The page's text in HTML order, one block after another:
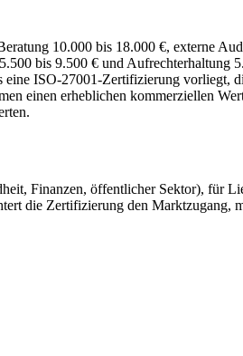
10.000 bis 18.000 €, externe
bis 9.500 € und Aufrechterhaltung
ISO-27001-Zertifizierung vorliegt,
einen erheblichen kommerziellen
Finanzen, öffentlicher Sektor), für
die Zertifizierung den Marktzugang,